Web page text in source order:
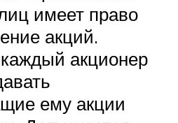
имеет право
акций.
акционер
ему акции